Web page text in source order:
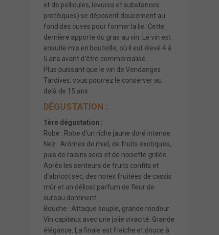
et de pellicules, levures et substances
protéiques) se déposent doucement au
fond des cuves pour former la lie. Cette
dernière apporte du gras au vin. Le vin est
ensuite mis en bouteille, où il est élevé 4 à
5 ans avant d’être commercialisé.
Plus puissant que le vin de Vendanges
Tardives, vous pourrez le conserver au
delà de 15 ans.
DÉGUSTATION :
1ère dégustation :
Robe : Robe d’un riche jaune doré intense.
Nez : Arômes de miel, de fruits exotiques,
puis de raisins secs et de noisette grillée.
Après les senteurs de fruits confits et
d’abricot sec, des notes fruitées de cassis
mûr et un délicat parfum de fleur de
sureau dominent.
Bouche : Attaque souple, grande rondeur.
Vin capiteux avec une jolie vivacité. Grande
élégance. La finale est fraîche et douce à